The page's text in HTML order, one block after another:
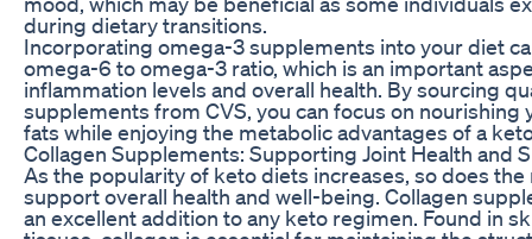
during dietary transitions.
Incorporating omega-3 supplements into your diet
omega-6 to omega-3 ratio, which is an important
inflammation levels and overall health. By sourcing
supplements from CVS, you can focus on nourishing
fats while enjoying the metabolic advantages of a
Collagen Supplements: Supporting Joint Health and
As the popularity of keto diets increases, so does
support overall health and well-being. Collagen
an excellent addition to any keto regimen. Found in